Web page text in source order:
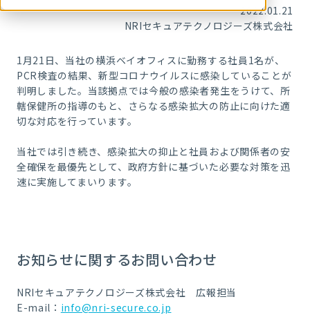
2022.01.21
NRIセキュアテクノロジーズ株式会社
1月21日、当社の横浜ベイオフィスに勤務する社員1名が、
PCR検査の結果、新型コロナウイルスに感染していることが
判明しました。当該拠点では今般の感染者発生をうけて、所
轄保健所の指導のもと、さらなる感染拡大の防止に向けた適
切な対応を行っています。
当社では引き続き、感染拡大の抑止と社員および関係者の安
全確保を最優先として、政府方針に基づいた必要な対策を迅
速に実施してまいります。
お知らせに関するお問い合わせ
NRIセキュアテクノロジーズ株式会社 広報担当
E-mail： info@nri-secure.co.jp